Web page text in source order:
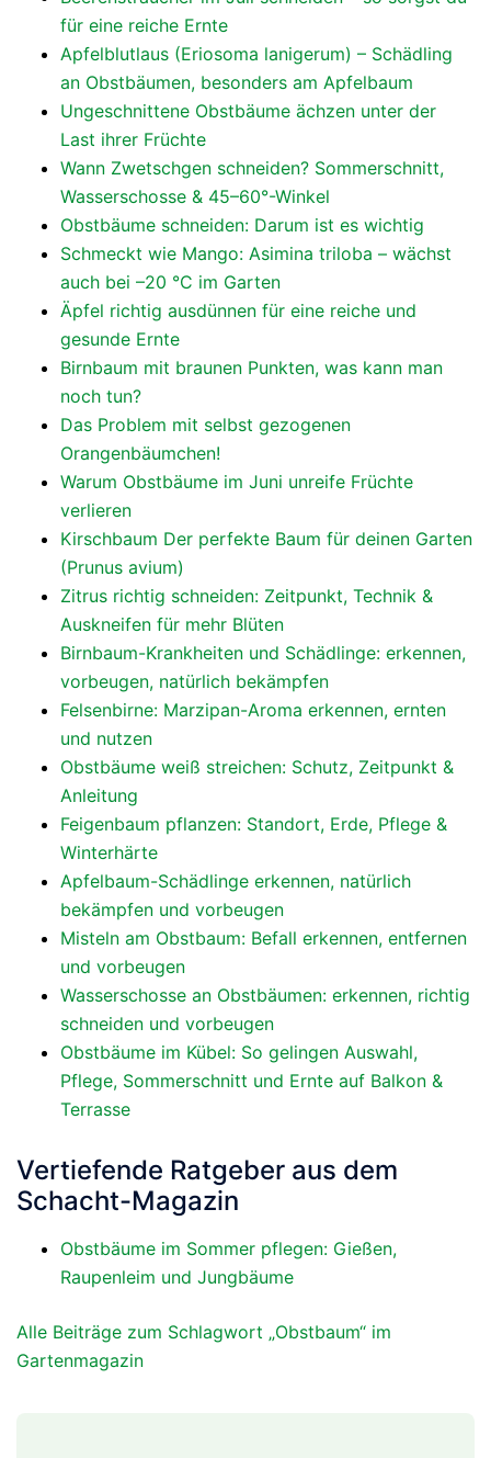
für eine reiche Ernte
Apfelblutlaus (Eriosoma lanigerum) – Schädling
an Obstbäumen, besonders am Apfelbaum
Ungeschnittene Obstbäume ächzen unter der
Last ihrer Früchte
Wann Zwetschgen schneiden? Sommerschnitt,
Wasserschosse & 45–60°-Winkel
Obstbäume schneiden: Darum ist es wichtig
Schmeckt wie Mango: Asimina triloba – wächst
auch bei –20 °C im Garten
Äpfel richtig ausdünnen für eine reiche und
gesunde Ernte
Birnbaum mit braunen Punkten, was kann man
noch tun?
Das Problem mit selbst gezogenen
Orangenbäumchen!
Warum Obstbäume im Juni unreife Früchte
verlieren
Kirschbaum Der perfekte Baum für deinen Garten
(Prunus avium)
Zitrus richtig schneiden: Zeitpunkt, Technik &
Auskneifen für mehr Blüten
Birnbaum-Krankheiten und Schädlinge: erkennen,
vorbeugen, natürlich bekämpfen
Felsenbirne: Marzipan-Aroma erkennen, ernten
und nutzen
Obstbäume weiß streichen: Schutz, Zeitpunkt &
Anleitung
Feigenbaum pflanzen: Standort, Erde, Pflege &
Winterhärte
Apfelbaum-Schädlinge erkennen, natürlich
bekämpfen und vorbeugen
Misteln am Obstbaum: Befall erkennen, entfernen
und vorbeugen
Wasserschosse an Obstbäumen: erkennen, richtig
schneiden und vorbeugen
Obstbäume im Kübel: So gelingen Auswahl,
Pflege, Sommerschnitt und Ernte auf Balkon &
Terrasse
Vertiefende Ratgeber aus dem
Schacht-Magazin
Obstbäume im Sommer pflegen: Gießen,
Raupenleim und Jungbäume
Alle Beiträge zum Schlagwort „Obstbaum“ im
Gartenmagazin